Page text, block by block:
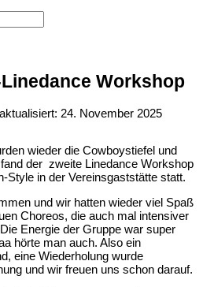
Workshop
24. November 2025
wieder die Cowboystiefel und
der zweite Linedance Workshop
Style in der Vereinsgaststätte statt.
und wir hatten wieder viel Spaß
Choreos, die auch mal intensiver
Energie der Gruppe war super
hörte man auch. Also ein
eine Wiederholung wurde
und wir freuen uns schon darauf.